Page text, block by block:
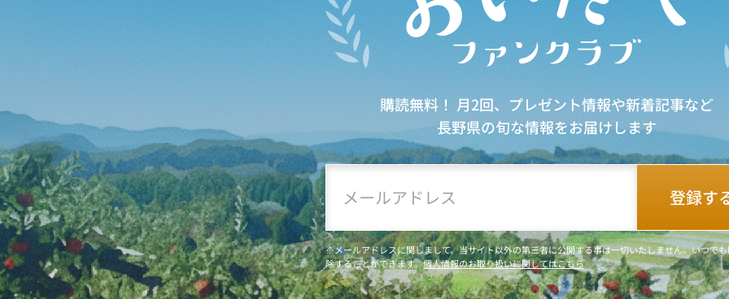
購読無料！ 月2回、プレゼント情報や新着記事など
長野県の旬な情報をお届けします
※メールアドレスに関しまして、当サイト以外の第三者に公開する事は一切いたしません。いつで
除することができます。個人情報のお取り扱いに関してはこちら